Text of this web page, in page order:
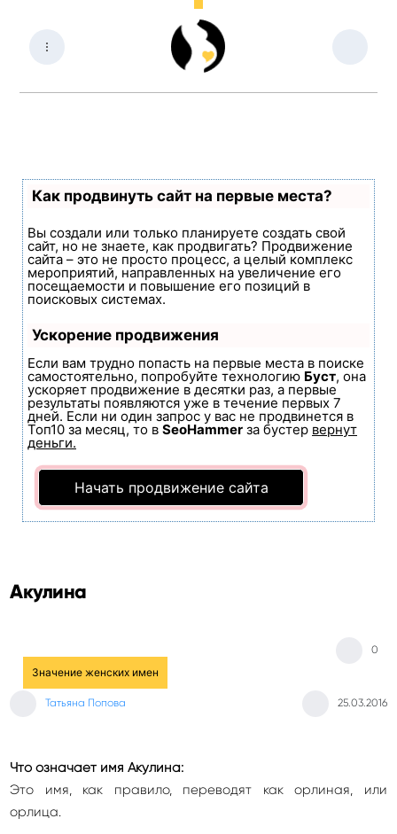
Как продвинуть сайт на первые места?
Вы создали или только планируете создать свой
сайт, но не знаете, как продвигать? Продвижение
сайта – это не просто процесс, а целый комплекс
мероприятий, направленных на увеличение его
посещаемости и повышение его позиций в
поисковых системах.
Ускорение продвижения
Если вам трудно попасть на первые места в поиске
самостоятельно, попробуйте технологию Буст, она
ускоряет продвижение в десятки раз, а первые
результаты появляются уже в течение первых 7
дней. Если ни один запрос у вас не продвинется в
Топ10 за месяц, то в SeoHammer за бустер вернут
деньги.
Начать продвижение сайта
Акулина
Значение женских имен
Татьяна Попова 25.03.2016
0
Что означает имя Акулина:
Это имя, как правило, переводят как орлиная, или
орлица.